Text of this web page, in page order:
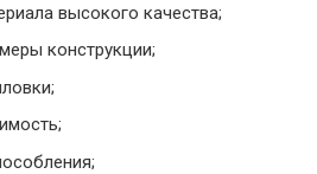
высокого качества;
конструкции;